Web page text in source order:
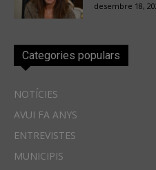
desembre 18,
Categories populars
NOTÍCIES
AVUI FA ANYS
ENTREVISTES
MUNICIPIS